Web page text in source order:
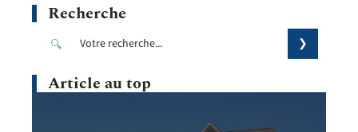
Recherche
Article au top